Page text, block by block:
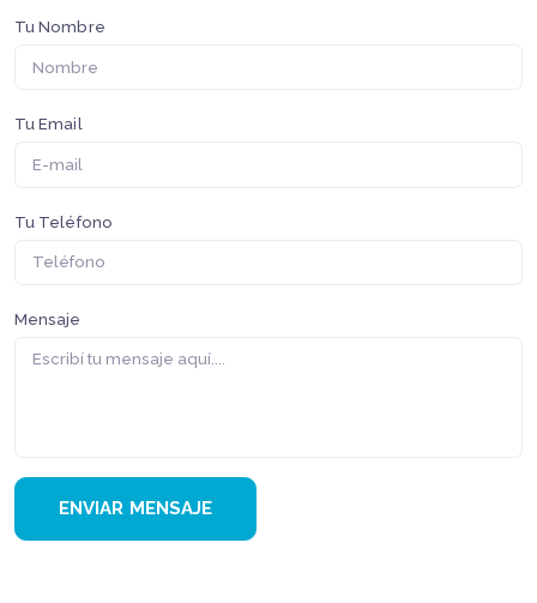
Tu Nombre
Tu Email
Tu Teléfono
Mensaje